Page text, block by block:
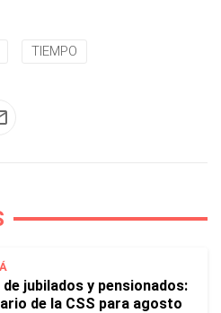
TIEMPO
jubilados y pensionados:
de la CSS para agosto